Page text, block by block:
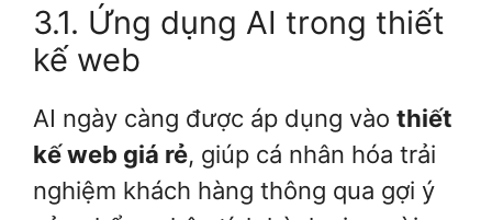
3.1. Ứng dụng AI trong thiết
kế web
AI ngày càng được áp dụng vào thiết
kế web giá rẻ, giúp cá nhân hóa trải
nghiệm khách hàng thông qua gợi ý